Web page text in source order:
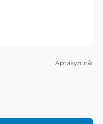
Артикул: n/a